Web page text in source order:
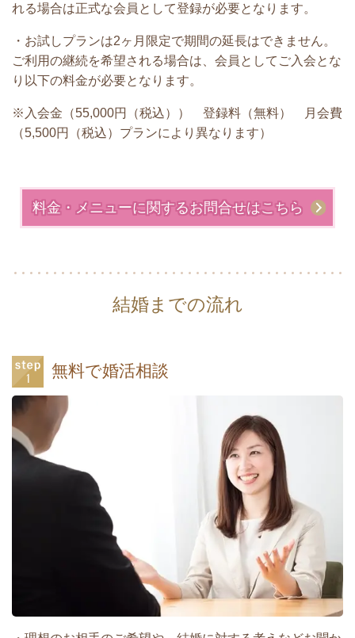
れる場合は正式な会員として登録が必要となります。
・お試しプランは2ヶ月限定で期間の延長はできません。
ご利用の継続を希望される場合は、会員としてご入会とな
り以下の料金が必要となります。
※入会金（55,000円（税込）） 登録料（無料） 月会費
（5,500円（税込）プランにより異なります）
料金・メニューに関するお問合せはこちら
結婚までの流れ
無料で婚活相談